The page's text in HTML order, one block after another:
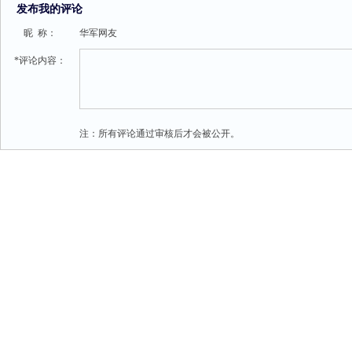
发布我的评论
昵 称： 华军网友
*评论内容：
注：所有评论通过审核后才会被公开。